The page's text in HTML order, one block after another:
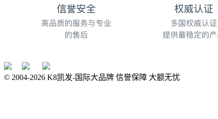
© 2004-2026 K8凯发-国际大品牌 信誉保障 大额无忧